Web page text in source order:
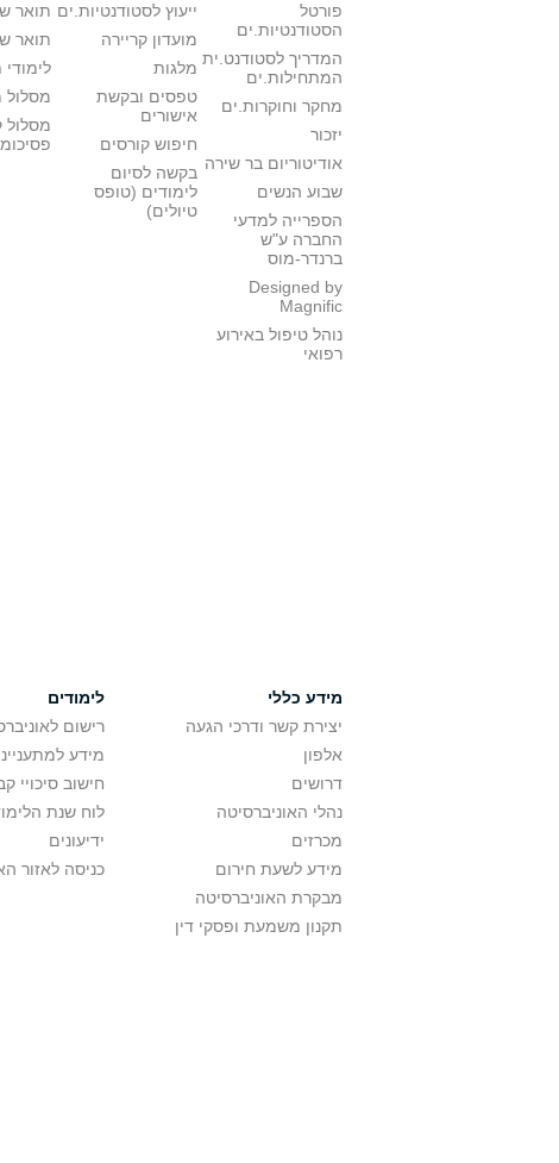
פורטל
הסטודנטיות.ים
המדריך לסטודנט.ית
המתחילות.ים
מחקר וחוקרות.ים
יזכור
אודיטוריום בר שירה
שבוע הנשים
הספרייה למדעי
החברה ע"ש
ברנדר-מוס
Designed by
Magnific
נוהל טיפול באירוע
רפואי
ייעוץ לסטודנטיות.ים
מועדון קריירה
מלגות
טפסים ובקשת
אישורים
חיפוש קורסים
בקשה לסיום
לימודים (טופס
טיולים)
תואר
תואר
מסלול
מסלול
מידע כללי
יצירת קשר ודרכי הגעה
אלפון
דרושים
נהלי האוניברסיטה
מכרזים
מידע לשעת חירום
מבקרת האוניברסיטה
תקנון משמעת ופסקי דין
לימודים
רישום
מידע
חישוב סיכויי
לוח שנת
ידיעונים
כניסה לאזור